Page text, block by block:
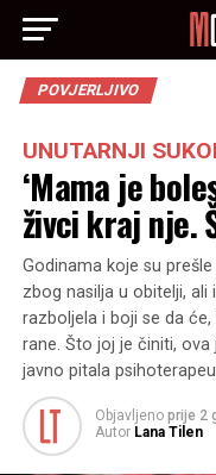
POVJERLJIVO
UNUTARNJI
‘Mama je
živci kraj nje.
Godinama koje su
zbog nasilja u obitelji, ali
razboljela i boji se da
rane. Što joj je činiti,
javno pitala
Objavljeno prije 2
Autor Lana Tilen